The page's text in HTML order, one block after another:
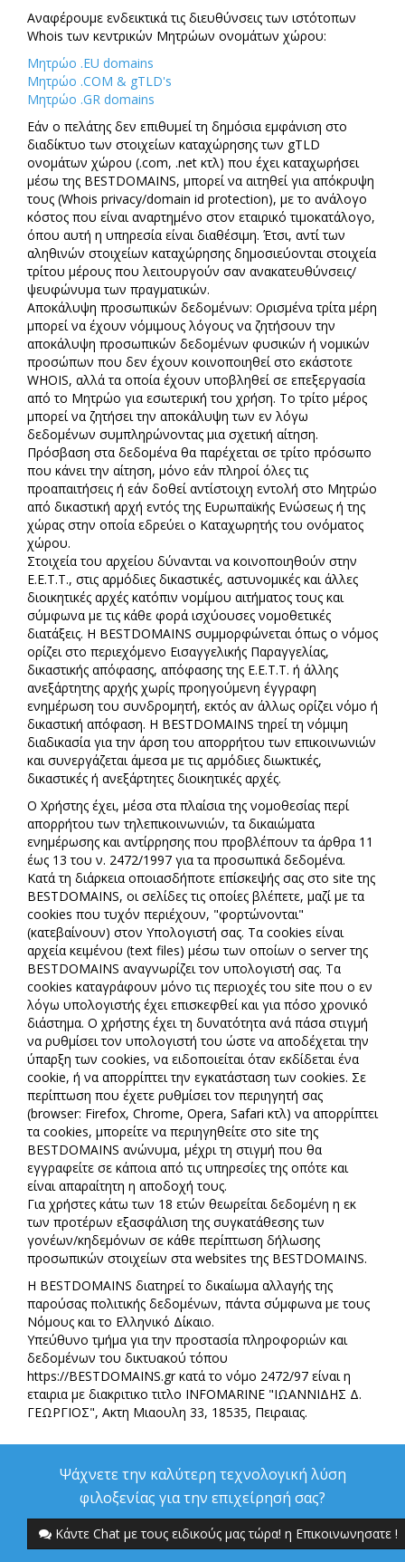
Αναφέρουμε ενδεικτικά τις διευθύνσεις των ιστότοπων
Whois των κεντρικών Μητρώων ονομάτων χώρου:
Μητρώο .EU domains
Μητρώο .COM & gTLD's
Μητρώο .GR domains
Εάν ο πελάτης δεν επιθυμεί τη δημόσια εμφάνιση στο
διαδίκτυο των στοιχείων καταχώρησης των gTLD
ονομάτων χώρου (.com, .net κτλ) που έχει καταχωρήσει
μέσω της BESTDOMAINS, μπορεί να αιτηθεί για απόκρυψη
τους (Whois privacy/domain id protection), με το ανάλογο
κόστος που είναι αναρτημένο στον εταιρικό τιμοκατάλογο,
όπου αυτή η υπηρεσία είναι διαθέσιμη. Έτσι, αντί των
αληθινών στοιχείων καταχώρησης δημοσιεύονται στοιχεία
τρίτου μέρους που λειτουργούν σαν ανακατευθύνσεις/
ψευφώνυμα των πραγματικών.
Αποκάλυψη προσωπικών δεδομένων: Ορισμένα τρίτα μέρη
μπορεί να έχουν νόμιμους λόγους να ζητήσουν την
αποκάλυψη προσωπικών δεδομένων φυσικών ή νομικών
προσώπων που δεν έχουν κοινοποιηθεί στο εκάστοτε
WHOIS, αλλά τα οποία έχουν υποβληθεί σε επεξεργασία
από το Μητρώο για εσωτερική του χρήση. Το τρίτο μέρος
μπορεί να ζητήσει την αποκάλυψη των εν λόγω
δεδομένων συμπληρώνοντας μια σχετική αίτηση.
Πρόσβαση στα δεδομένα θα παρέχεται σε τρίτο πρόσωπο
που κάνει την αίτηση, μόνο εάν πληροί όλες τις
προαπαιτήσεις ή εάν δοθεί αντίστοιχη εντολή στο Μητρώο
από δικαστική αρχή εντός της Ευρωπαϊκής Ενώσεως ή της
χώρας στην οποία εδρεύει ο Καταχωρητής του ονόματος
χώρου.
Στοιχεία του αρχείου δύνανται να κοινοποιηθούν στην
Ε.Ε.Τ.Τ., στις αρμόδιες δικαστικές, αστυνομικές και άλλες
διοικητικές αρχές κατόπιν νομίμου αιτήματος τους και
σύμφωνα με τις κάθε φορά ισχύουσες νομοθετικές
διατάξεις. Η BESTDOMAINS συμμορφώνεται όπως ο νόμος
ορίζει στο περιεχόμενο Εισαγγελικής Παραγγελίας,
δικαστικής απόφασης, απόφασης της Ε.Ε.Τ.Τ. ή άλλης
ανεξάρτητης αρχής χωρίς προηγούμενη έγγραφη
ενημέρωση του συνδρομητή, εκτός αν άλλως ορίζει νόμο ή
δικαστική απόφαση. Η BESTDOMAINS τηρεί τη νόμιμη
διαδικασία για την άρση του απορρήτου των επικοινωνιών
και συνεργάζεται άμεσα με τις αρμόδιες διωκτικές,
δικαστικές ή ανεξάρτητες διοικητικές αρχές.
Ο Χρήστης έχει, μέσα στα πλαίσια της νομοθεσίας περί
απορρήτου των τηλεπικοινωνιών, τα δικαιώματα
ενημέρωσης και αντίρρησης που προβλέπουν τα άρθρα 11
έως 13 του ν. 2472/1997 για τα προσωπικά δεδομένα.
Κατά τη διάρκεια οποιασδήποτε επίσκεψής σας στο site της
BESTDOMAINS, οι σελίδες τις οποίες βλέπετε, μαζί με τα
cookies που τυχόν περιέχουν, "φορτώνονται"
(κατεβαίνουν) στον Υπολογιστή σας. Τα cookies είναι
αρχεία κειμένου (text files) μέσω των οποίων ο server της
BESTDOMAINS αναγνωρίζει τον υπολογιστή σας. Τα
cookies καταγράφουν μόνο τις περιοχές του site που ο εν
λόγω υπολογιστής έχει επισκεφθεί και για πόσο χρονικό
διάστημα. Ο χρήστης έχει τη δυνατότητα ανά πάσα στιγμή
να ρυθμίσει τον υπολογιστή του ώστε να αποδέχεται την
ύπαρξη των cookies, να ειδοποιείται όταν εκδίδεται ένα
cookie, ή να απορρίπτει την εγκατάσταση των cookies. Σε
περίπτωση που έχετε ρυθμίσει τον περιηγητή σας
(browser: Firefox, Chrome, Opera, Safari κτλ) να απορρίπτει
τα cookies, μπορείτε να περιηγηθείτε στο site της
BESTDOMAINS ανώνυμα, μέχρι τη στιγμή που θα
εγγραφείτε σε κάποια από τις υπηρεσίες της οπότε και
είναι απαραίτητη η αποδοχή τους.
Για χρήστες κάτω των 18 ετών θεωρείται δεδομένη η εκ
των προτέρων εξασφάλιση της συγκατάθεσης των
γονέων/κηδεμόνων σε κάθε περίπτωση δήλωσης
προσωπικών στοιχείων στα websites της BESTDOMAINS.
Η BESTDOMAINS διατηρεί το δικαίωμα αλλαγής της
παρούσας πολιτικής δεδομένων, πάντα σύμφωνα με τους
Νόμους και το Ελληνικό Δίκαιο.
Υπεύθυνο τμήμα για την προστασία πληροφοριών και
δεδομένων του δικτυακού τόπου
https://BESTDOMAINS.gr κατά το νόμο 2472/97 είναι η
εταιρια με διακριτικο τιτλο INFOMARINE "ΙΩΑΝΝΙΔΗΣ Δ.
ΓΕΩΡΓΙΟΣ", Ακτη Μιαουλη 33, 18535, Πειραιας.
Ψάχνετε την καλύτερη τεχνολογική λύση
φιλοξενίας για την επιχείρησή σας?
Κάντε Chat με τους ειδικούς μας τώρα! η Επικοινωνησατε !